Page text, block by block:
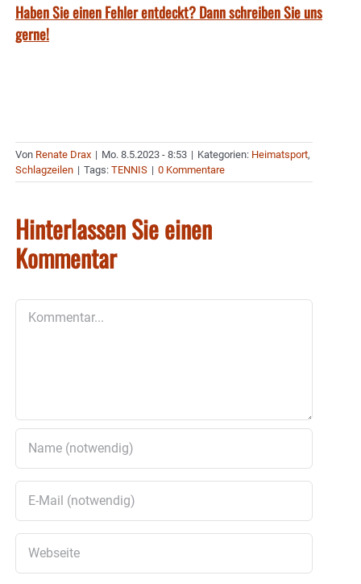
Haben Sie einen Fehler entdeckt? Dann schreiben Sie uns
gerne!
Von Renate Drax | Mo. 8.5.2023 - 8:53 | Kategorien: Heimatsport,
Schlagzeilen | Tags: TENNIS | 0 Kommentare
Hinterlassen Sie einen
Kommentar